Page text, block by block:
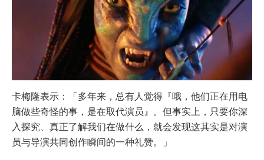
卡梅隆表示：「多年来，总有人觉得『哦，他们正在用电
脑做些奇怪的事，是在取代演员』。但事实上，只要你深
入探究、真正了解我们在做什么，就会发现这其实是对演
员与导演共同创作瞬间的一种礼赞。」